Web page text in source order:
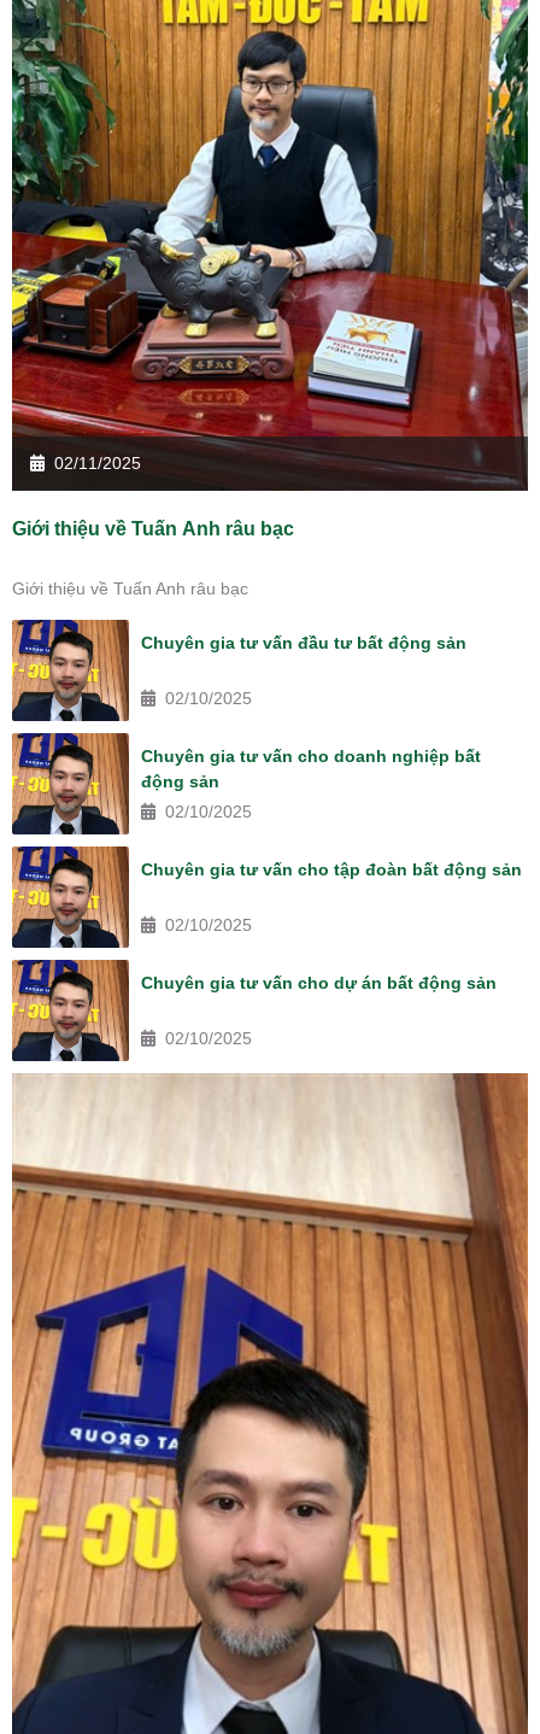
02/11/2025
Giới thiệu về Tuấn Anh râu bạc
Giới thiệu về Tuấn Anh râu bạc
Chuyên gia tư vấn đầu tư bất động sản
02/10/2025
Chuyên gia tư vấn cho doanh nghiệp bất
động sản
02/10/2025
Chuyên gia tư vấn cho tập đoàn bất động sản
02/10/2025
Chuyên gia tư vấn cho dự án bất động sản
02/10/2025